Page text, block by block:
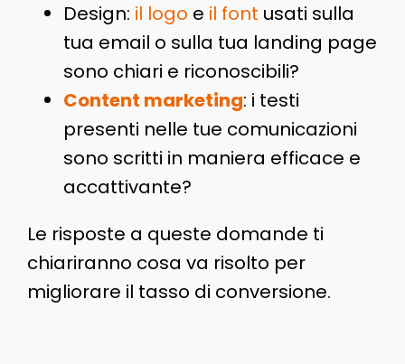
Design: il logo e il font usati sulla
tua email o sulla tua landing page
sono chiari e riconoscibili?
Content marketing: i testi
presenti nelle tue comunicazioni
sono scritti in maniera efficace e
accattivante?
Le risposte a queste domande ti
chiariranno cosa va risolto per
migliorare il tasso di conversione.